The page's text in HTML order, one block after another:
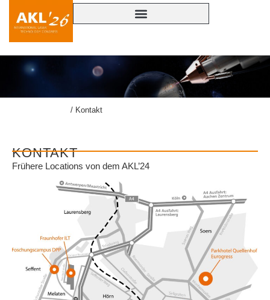
/ Kontakt
KONTAKT
Frühere Locations von dem AKL’24